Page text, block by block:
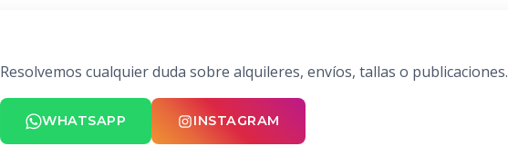
Resolvemos cualquier duda sobre alquileres, envíos, tallas o publicaciones.
WHATSAPP INSTAGRAM